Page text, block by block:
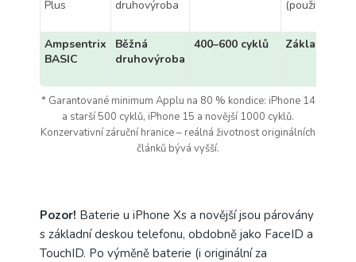
Plus druhovýroba (použitá)
Ampsentrix
BASIC
Běžná
druhovýroba
400–600 cyklů Základní
* Garantované minimum Applu na 80 % kondice: iPhone 14
a starší 500 cyklů, iPhone 15 a novější 1000 cyklů.
Konzervativní záruční hranice – reálná životnost originálních
článků bývá vyšší.
Pozor! Baterie u iPhone Xs a novější jsou párovány
s základní deskou telefonu, obdobně jako FaceID a
TouchID. Po výměně baterie (i originální za